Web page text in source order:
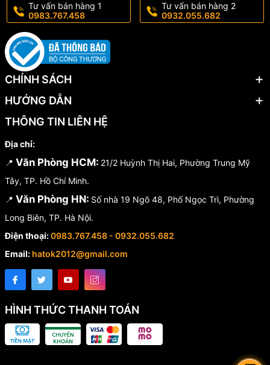
Tư vấn bán hàng 1
0983.767.458
Tư vấn bán hàng 2
0932.055.682
CHÍNH SÁCH
HƯỚNG DẪN
THÔNG TIN LIÊN HỆ
Địa chỉ:
📍 Văn Phòng HCM: 21/2 Huỳnh Thị Hai, Phường Trung Mỹ
Tây, TP. Hồ Chí Minh.
📍 Văn Phòng HN: Số nhà 19 Ngõ 48, Phố Ngọc Trì, Phường
Long Biên, TP. Hà Nội.
Điện thoại:0983.767.458 - 0932.055.682
Email: hatok2012@gmail.com
HÌNH THỨC THANH TOÁN